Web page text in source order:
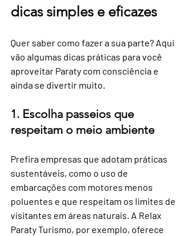
dicas simples e eficazes
Quer saber como fazer a sua parte? Aqui
vão algumas dicas práticas para você
aproveitar Paraty com consciência e
ainda se divertir muito.
1. Escolha passeios que
respeitam o meio ambiente
Prefira empresas que adotam práticas
sustentáveis, como o uso de
embarcações com motores menos
poluentes e que respeitam os limites de
visitantes em áreas naturais. A Relax
Paraty Turismo, por exemplo, oferece